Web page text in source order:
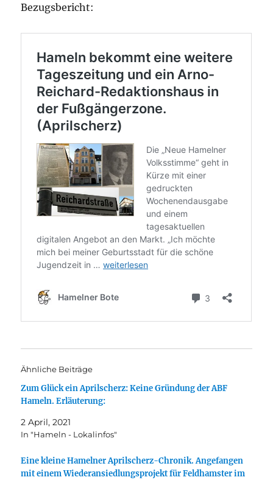
Bezugsbericht:
Ähnliche Beiträge
Zum Glück ein Aprilscherz: Keine Gründung der ABF
Hameln. Erläuterung:
2 April, 2021
In "Hameln - Lokalinfos"
Eine kleine Hamelner Aprilscherz-Chronik. Angefangen
mit einem Wiederansiedlungsprojekt für Feldhamster im